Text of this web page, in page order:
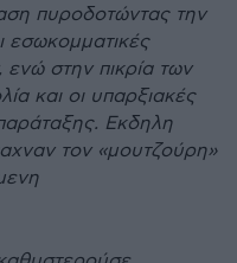
πυροδοτώντας την
εσωκοµµατικές
ενώ στην πικρία των
και οι υπαρξιακές
Εκδηλη
τον «µουτζούρη»